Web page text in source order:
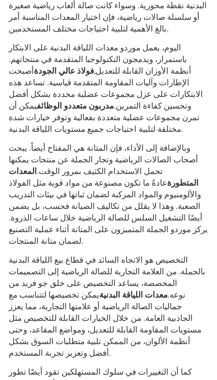
البدنية نقطة محورية. وسواء كانت صالة ألعاب رياضية صغيرة
أو سلسلة صالات رياضية، فإن اختيار المعدات المناسبة أمر
بالغ الأهمية لتلبية احتياجات مختلف المستخدمين.
اليوم، يعمل موردو معدات اللياقة البدنية على الابتكار
باستمرار، ويدمجون التكنولوجيا المتقدمة في منتجاتهم.
أنظمة الأوزان القابلة للتعديل,فولاذ عالي الجودة أصبحت
الإطارات وآليات المقاومة المتقدمة قياسية. تساعد هذه
الابتكارات على عزل مجموعات عضلية محددة بشكل أفضل
وتحسين كفاءة التمرين.مدربون متعددو الوظائفيمكن أن
تمرن مجموعات عضلية متعددة بفعالية وتوفر خيارات شدة
مختلفة لتلبية احتياجات جميع مستويات اللياقة البدنية.
وبالإضافة إلى الأداء، فإن المتانة هي المفتاح أيضاً. يبحث
أصحاب الصالات الرياضية وتجار الجملة عن منتجات يمكنها
تحمل الاستخدام الكثيف بمرور الوقت. المعدات
المتطورةعادةً ما تكون مصنوعة من مواد قوية مثل الفولاذ
والألومنيوم والمواد المركبة لضمان ثباتها في بيئات التدريب
الصعبة. وهذا لا يقلل من تكاليف الصيانة فحسب، بل يضمن
أيضًا التشغيل السلس للصالة الرياضية خلال ساعات الذروة.
يركز موردو الجملة المتميزون على المتانة أثناء عملية التصنيع
لضمان متانة المنتجات.
التخصيص هو الاتجاه السائد في قطاع بيع اللياقة البدنية
بالجملة. من العلامة التجارية للصالة الرياضية إلى التصميمات
المخصصة، يساعد التخصيص على خلق جو فريد من
نوعه.معدات اللياقة البدنيةيمكن تخصيصها لتتناسب مع
جماليات الصالة الرياضية أو علامتها التجارية، مما يعزز
الجاذبية العامة. من خلال الخيارات القابلة للتخصيص مثل
مستويات المقاومة القابلة للتعديل، ومواضع المقاعد، وحتى
أنظمة الألوان، من الممكن تلبية متطلبات السوق بشكل
أفضل وتعزيز تجربة المستخدم.
كما أن التغييرات في سلوك المستهلكين تقود أيضًا تطور